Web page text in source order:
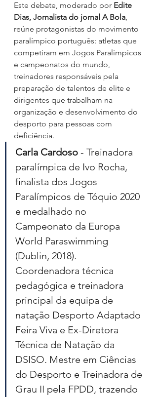
Este debate, moderado por Edite
Dias, Jornalista do jornal A Bola,
reúne protagonistas do movimento
paralímpico português: atletas que
competiram em Jogos Paralímpicos
e campeonatos do mundo,
treinadores responsáveis pela
preparação de talentos de elite e
dirigentes que trabalham na
organização e desenvolvimento do
desporto para pessoas com
deficiência.
Carla Cardoso - Treinadora
paralímpica de Ivo Rocha,
finalista dos Jogos
Paralímpicos de Tóquio 2020
e medalhado no
Campeonato da Europa
World Paraswimming
(Dublin, 2018).
Coordenadora técnica
pedagógica e treinadora
principal da equipa de
natação Desporto Adaptado
Feira Viva e Ex-Diretora
Técnica de Natação da
DSISO. Mestre em Ciências
do Desporto e Treinadora de
Grau II pela FPDD, trazendo